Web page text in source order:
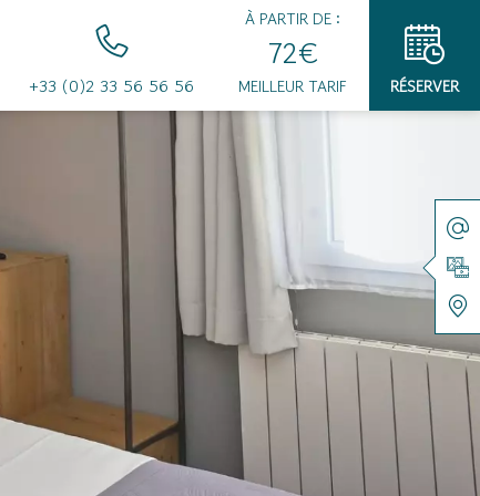
+33 (0)2 33 56 56 56
À PARTIR DE :
72€
MEILLEUR TARIF RÉSERVER